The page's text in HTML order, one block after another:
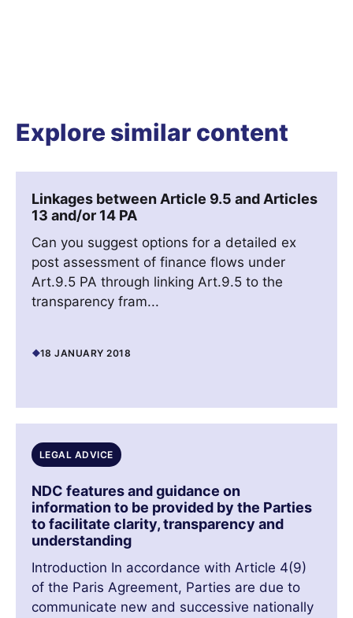
Explore similar content
Linkages between Article 9.5 and Articles
13 and/or 14 PA
Can you suggest options for a detailed ex
post assessment of finance flows under
Art.9.5 PA through linking Art.9.5 to the
transparency fram...
18 JANUARY 2018
LEGAL ADVICE
NDC features and guidance on
information to be provided by the Parties
to facilitate clarity, transparency and
understanding
Introduction In accordance with Article 4(9)
of the Paris Agreement, Parties are due to
communicate new and successive nationally